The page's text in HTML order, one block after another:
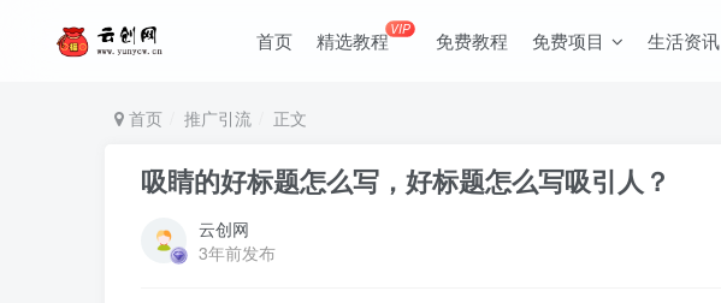
首页 精选教程VIP 免费教程 免费项目 生活资讯
首页 推广引流 正文
吸睛的好标题怎么写，好标题怎么写吸引人？
云创网
3年前发布